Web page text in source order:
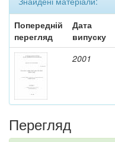
Попередній
перегляд
Дата
випуску
2001
Перегляд